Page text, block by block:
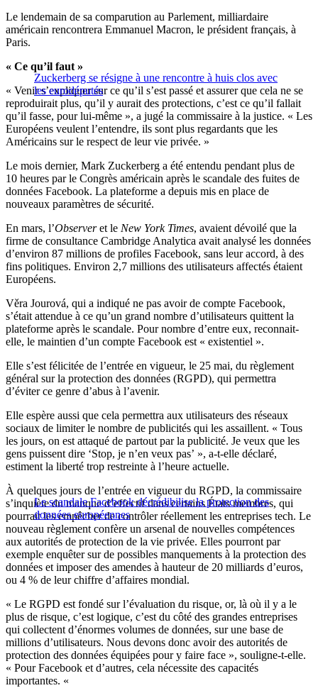
Le lendemain de sa comparution au Parlement, milliardaire
américain rencontrera Emmanuel Macron, le président français, à
Paris.
Zuckerberg se résigne à une rencontre à huis clos avec
les eurodéputés
« Ce qu’il faut »
« Venir s’expliquer sur ce qu’il s’est passé et assurer que cela ne se
reproduirait plus, qu’il y aurait des protections, c’est ce qu’il fallait
qu’il fasse, pour lui-même », a jugé la commissaire à la justice. « Les
Européens veulent l’entendre, ils sont plus regardants que les
Américains sur le respect de leur vie privée. »
Le mois dernier, Mark Zuckerberg a été entendu pendant plus de
10 heures par le Congrès américain après le scandale des fuites de
données Facebook. La plateforme a depuis mis en place de
nouveaux paramètres de sécurité.
En mars, l’Observeret le New York Times, avaient dévoilé que la
firme de consultance Cambridge Analytica avait analysé les données
d’environ 87 millions de profiles Facebook, sans leur accord, à des
fins politiques. Environ 2,7 millions des utilisateurs affectés étaient
Européens.
Věra Jourová, qui a indiqué ne pas avoir de compte Facebook,
s’était attendue à ce qu’un grand nombre d’utilisateurs quittent la
plateforme après le scandale. Pour nombre d’entre eux, reconnait-
elle, le maintien d’un compte Facebook est « existentiel ».
Elle s’est félicitée de l’entrée en vigueur, le 25 mai, du règlement
général sur la protection des données (RGPD), qui permettra
d’éviter ce genre d’abus à l’avenir.
Elle espère aussi que cela permettra aux utilisateurs des réseaux
sociaux de limiter le nombre de publicités qui les assaillent. « Tous
les jours, on est attaqué de partout par la publicité. Je veux que les
gens puissent dire ‘Stop, je n’en veux pas’ », a-t-elle déclaré,
estiment la liberté trop restreinte à l’heure actuelle.
Le scandale Facebook décrédibilise la protection des
données européennes
À quelques jours de l’entrée en vigueur du RGPD, la commissaire
s’inquiète du manque d’effectif dans certains États membres, qui
pourrait les empêcher de contrôler réellement les entreprises tech. Le
nouveau règlement confère un arsenal de nouvelles compétences
aux autorités de protection de la vie privée. Elles pourront par
exemple enquêter sur de possibles manquements à la protection des
données et imposer des amendes à hauteur de 20 milliards d’euros,
ou 4 % de leur chiffre d’affaires mondial.
« Le RGPD est fondé sur l’évaluation du risque, or, là où il y a le
plus de risque, c’est logique, c’est du côté des grandes entreprises
qui collectent d’énormes volumes de données, sur une base de
millions d’utilisateurs. Nous devons donc avoir des autorités de
protection des données équipées pour y faire face », souligne-t-elle.
« Pour Facebook et d’autres, cela nécessite des capacités
importantes. «